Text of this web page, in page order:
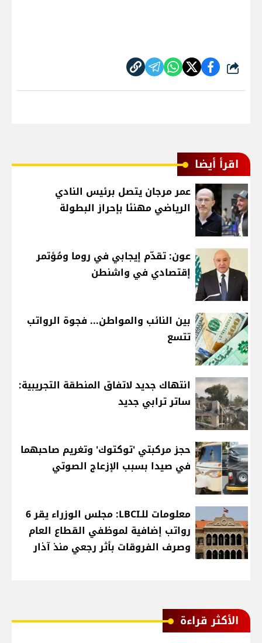
شارك
اقرأ أيضا
عمر مرجان يتصل برئيس النادي
الرياضي مهنئا بإحراز البطولة
عون: تقدّم إيجابي في روما ومُؤتمر
إقتصادي في واشنطن
بين النائب والمواطن... فجوة الرواتب
تتسع
انتهاك جديد لاتفاق المنطقة التجريبية:
ساتر ترابي جديد
حجز مركبتي 'توكتوك' وتغريم صاحبهما
في صيدا بسبب الإزعاج الصوتي
معلومات للـLBCI: مجلس الوزراء يقر 6
رواتب إضافية لموظفي القطاع العام
وصرف الفروقات بأثر رجعي منذ آذار
الأكثر قراءة